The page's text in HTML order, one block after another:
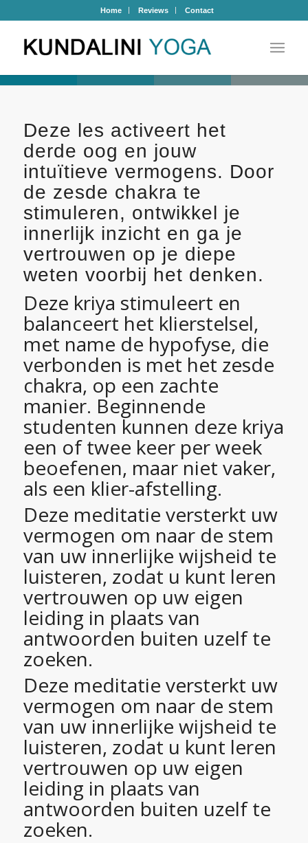
Home Reviews Contact
Deze les activeert het
derde oog en jouw
intuïtieve vermogens. Door
de zesde chakra te
stimuleren, ontwikkel je
innerlijk inzicht en ga je
vertrouwen op je diepe
weten voorbij het denken.
Deze kriya stimuleert en
balanceert het klierstelsel,
met name de hypofyse, die
verbonden is met het zesde
chakra, op een zachte
manier. Beginnende
studenten kunnen deze kriya
een of twee keer per week
beoefenen, maar niet vaker,
als een klier-afstelling.
Deze meditatie versterkt uw
vermogen om naar de stem
van uw innerlijke wijsheid te
luisteren, zodat u kunt leren
vertrouwen op uw eigen
leiding in plaats van
antwoorden buiten uzelf te
zoeken.
Deze meditatie versterkt uw
vermogen om naar de stem
van uw innerlijke wijsheid te
luisteren, zodat u kunt leren
vertrouwen op uw eigen
leiding in plaats van
antwoorden buiten uzelf te
zoeken.